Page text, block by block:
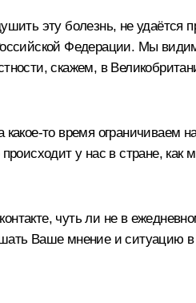
эту болезнь, не удаётся
Федерации. Мы
скажем, в
то время
у нас в стране,
чуть ли не в
Ваше мнение и ситуацию